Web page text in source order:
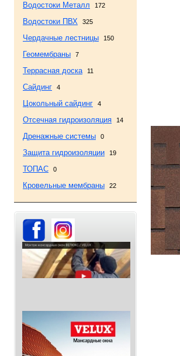
Водостоки Металл 172
Водостоки ПВХ 325
Чердачные лестницы 150
Геомембраны 7
Террасная доска 11
Сайдинг 4
Цокольный сайдинг 4
Отсечная гидроизоляция 14
Дренажные системы 0
Защита гидроизоляции 19
ТОПАС 0
Кровельные мембраны 22